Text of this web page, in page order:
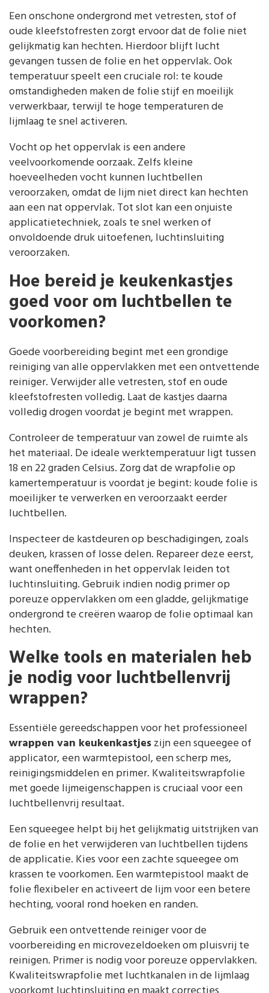
Een onschone ondergrond met vetresten, stof of
oude kleefstofresten zorgt ervoor dat de folie niet
gelijkmatig kan hechten. Hierdoor blijft lucht
gevangen tussen de folie en het oppervlak. Ook
temperatuur speelt een cruciale rol: te koude
omstandigheden maken de folie stijf en moeilijk
verwerkbaar, terwijl te hoge temperaturen de
lijmlaag te snel activeren.
Vocht op het oppervlak is een andere
veelvoorkomende oorzaak. Zelfs kleine
hoeveelheden vocht kunnen luchtbellen
veroorzaken, omdat de lijm niet direct kan hechten
aan een nat oppervlak. Tot slot kan een onjuiste
applicatietechniek, zoals te snel werken of
onvoldoende druk uitoefenen, luchtinsluiting
veroorzaken.
Hoe bereid je keukenkastjes
goed voor om luchtbellen te
voorkomen?
Goede voorbereiding begint met een grondige
reiniging van alle oppervlakken met een ontvettende
reiniger. Verwijder alle vetresten, stof en oude
kleefstofresten volledig. Laat de kastjes daarna
volledig drogen voordat je begint met wrappen.
Controleer de temperatuur van zowel de ruimte als
het materiaal. De ideale werktemperatuur ligt tussen
18 en 22 graden Celsius. Zorg dat de wrapfolie op
kamertemperatuur is voordat je begint: koude folie is
moeilijker te verwerken en veroorzaakt eerder
luchtbellen.
Inspecteer de kastdeuren op beschadigingen, zoals
deuken, krassen of losse delen. Repareer deze eerst,
want oneffenheden in het oppervlak leiden tot
luchtinsluiting. Gebruik indien nodig primer op
poreuze oppervlakken om een gladde, gelijkmatige
ondergrond te creëren waarop de folie optimaal kan
hechten.
Welke tools en materialen heb
je nodig voor luchtbellenvrij
wrappen?
Essentiële gereedschappen voor het professioneel
wrappen van keukenkastjeszijn een squeegee of
applicator, een warmtepistool, een scherp mes,
reinigingsmiddelen en primer. Kwaliteitswrapfolie
met goede lijmeigenschappen is cruciaal voor een
luchtbellenvrij resultaat.
Een squeegee helpt bij het gelijkmatig uitstrijken van
de folie en het verwijderen van luchtbellen tijdens
de applicatie. Kies voor een zachte squeegee om
krassen te voorkomen. Een warmtepistool maakt de
folie flexibeler en activeert de lijm voor een betere
hechting, vooral rond hoeken en randen.
Gebruik een ontvettende reiniger voor de
voorbereiding en microvezeldoeken om pluisvrij te
reinigen. Primer is nodig voor poreuze oppervlakken.
Kwaliteitswrapfolie met luchtkanalen in de lijmlaag